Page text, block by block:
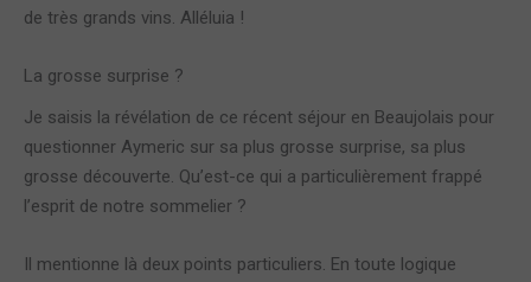
de très grands vins. Alléluia !
La grosse surprise ?
Je saisis la révélation de ce récent séjour en Beaujolais pour
questionner Aymeric sur sa plus grosse surprise, sa plus
grosse découverte. Qu’est-ce qui a particulièrement frappé
l’esprit de notre sommelier ?
Il mentionne là deux points particuliers. En toute logique